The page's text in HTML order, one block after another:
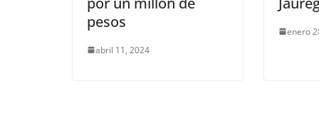
pesos
abril 11, 2024
enero